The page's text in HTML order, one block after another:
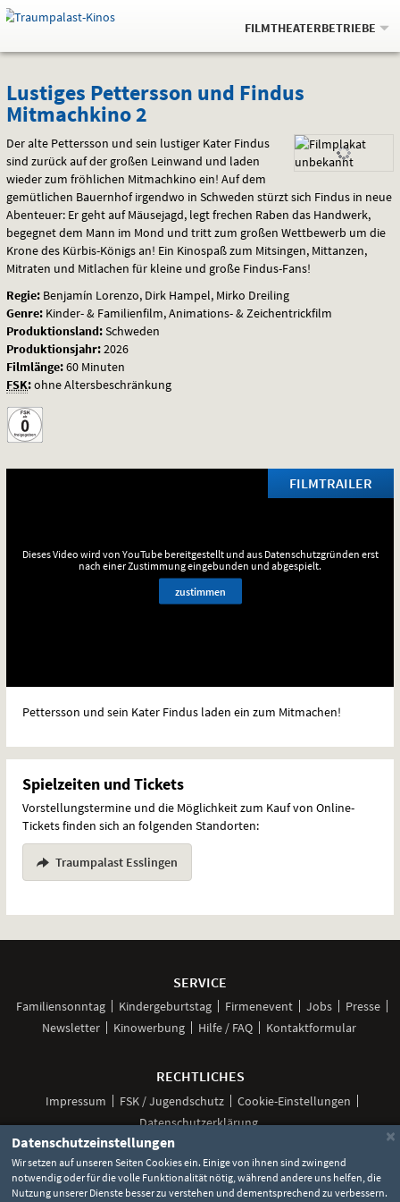
Springe
zum
,zum
.
Navigation
Service
Gehe
zur
Auswahl
FILMTHEATERBETRIEBE
Lustiges
Pettersson
und
Findus
Mitmachkino
2
Lustiges Pettersson und Findus
Mitmachkino 2
Der alte Pettersson und sein lustiger Kater Findus
sind zurück auf der großen Leinwand und laden
wieder zum fröhlichen Mitmachkino ein! Auf dem
gemütlichen Bauernhof irgendwo in Schweden stürzt sich Findus in neue
Abenteuer: Er geht auf Mäusejagd, legt frechen Raben das Handwerk,
begegnet dem Mann im Mond und tritt zum großen Wettbewerb um die
Krone des Kürbis-Königs an! Ein Kinospaß zum Mitsingen, Mittanzen,
Mitraten und Mitlachen für kleine und große Findus-Fans!
Regie: Benjamín Lorenzo, Dirk Hampel, Mirko Dreiling
Genre: Kinder- & Familienfilm, Animations- & Zeichentrickfilm
Produktionsland:Schweden
Produktionsjahr:2026
Filmlänge:60 Minuten
FSK:ohne Altersbeschränkung
FILMTRAILER
Dieses Video wird von YouTube bereitgestellt und aus Datenschutzgründen erst
nach einer Zustimmung eingebunden und abgespielt.
zustimmen
Pettersson und sein Kater Findus laden ein zum Mitmachen!
Spielzeiten und Tickets
Vorstellungstermine und die Möglichkeit zum Kauf von Online-
Tickets finden sich an folgenden Standorten:
Traumpalast Esslingen
SERVICE
Familiensonntag Kindergeburtstag Firmenevent Jobs
Presse
Newsletter
Kinowerbung Hilfe / FAQ Kontaktformular
RECHTLICHES
Impressum FSK / Jugendschutz
Cookie-Einstellungen
Datenschutzerklärung
Social UnsereUnsereUnsereUnserUnser
×
Datenschutzeinstellungen
Wir setzen auf unseren Seiten Cookies ein. Einige von ihnen sind zwingend
notwendig oder für die volle Funktionalität nötig, während andere uns helfen, die
Nutzung unserer Dienste besser zu verstehen und dementsprechend zu verbessern.